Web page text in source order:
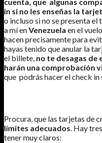
in si no les enseñas la
o incluso si no se presenta
a mí enVenezuela en el
hacen precisamente para
hayas tenido que anular la
el billete, no te desagas de
harán una comprobación
que podrás hacer el check in
Procura, que las tarjetas de
límites adecuados. Hay
tener muy claros: